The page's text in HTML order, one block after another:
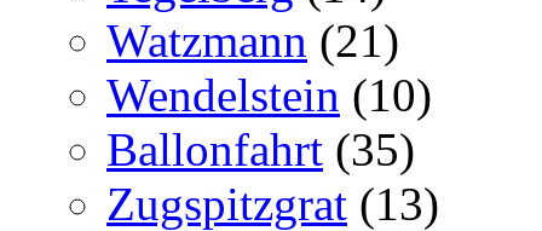
Watzmann (21)
Wendelstein (10)
Ballonfahrt (35)
Zugspitzgrat (13)